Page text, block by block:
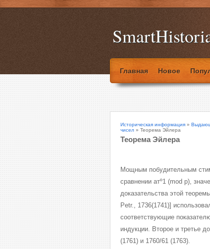
Главная Новое
Историческая информация »
чисел » Теорема Эйлера
Теорема Эйлера
Мощным побудительным
сравнении атº1 (mod p),
доказательства этой
Petr., 1736(1741)]
соответствующие
индукции. Второе и третье
(1761) и 1760/61 (1763).